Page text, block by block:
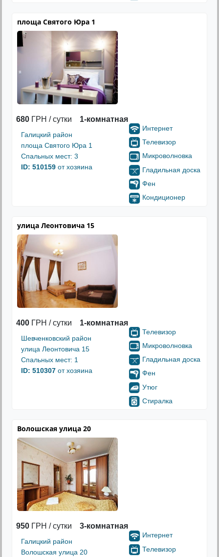
площа Святого Юра 1
680 ГРН / сутки 1-комнатная
Галицкий район
площа Святого Юра 1
Спальных мест: 3
ID: 510159 от хозяина
Интернет
Телевизор
Микроволновка
Гладильная доска
Фен
Кондиционер
улица Леонтовича 15
400 ГРН / сутки 1-комнатная
Шевченковский район
улица Леонтовича 15
Спальных мест: 1
ID: 510307 от хозяина
Телевизор
Микроволновка
Гладильная доска
Фен
Утюг
Стиралка
Волошская улица 20
950 ГРН / сутки 3-комнатная
Галицкий район
Волошская улица 20
Интернет
Телевизор